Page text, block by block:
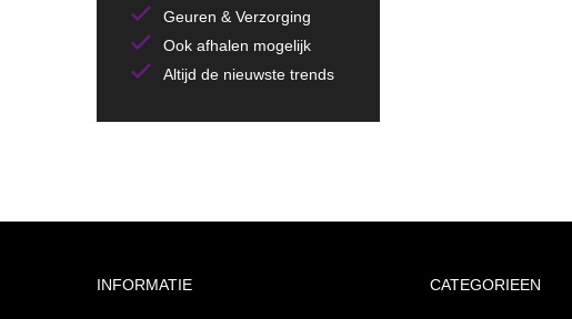
Geuren & Verzorging
Ook afhalen mogelijk
Altijd de nieuwste trends
INFORMATIE CATEGORIEEN